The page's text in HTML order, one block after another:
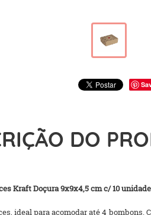
DO
Kraft Doçura 9x9x4,5 cm c/ 10
ideal para acomodar até 4